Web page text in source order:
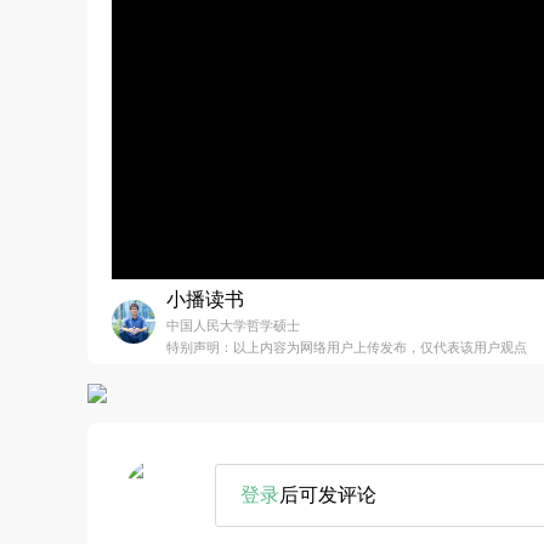
小播读书
中国人民大学哲学硕士
特别声明：以上内容为网络用户上传发布，仅代表该用户观点
登录后可发评论